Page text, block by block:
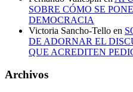
SOBRE CÓMO SE
DEMOCRACIA
Victoria Sancho-Tello en
DE ADORNAR EL
QUE ACREDITEN
Archivos